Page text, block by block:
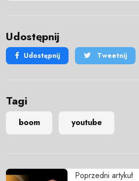
Udostępnij
Udostępnij Tweetnij
Tagi
boom youtube
Poprzedni artykuł